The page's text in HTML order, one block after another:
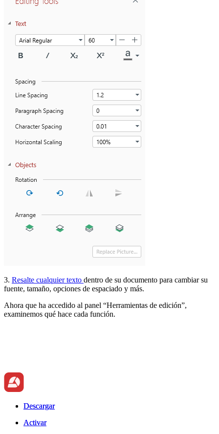
3. Resalte cualquier texto dentro de su documento para cambiar su
fuente, tamaño, opciones de espaciado y más.
Ahora que ha accedido al panel “Herramientas de edición”,
examinemos qué hace cada función.
Descargar
Activar
Descargar
Activar